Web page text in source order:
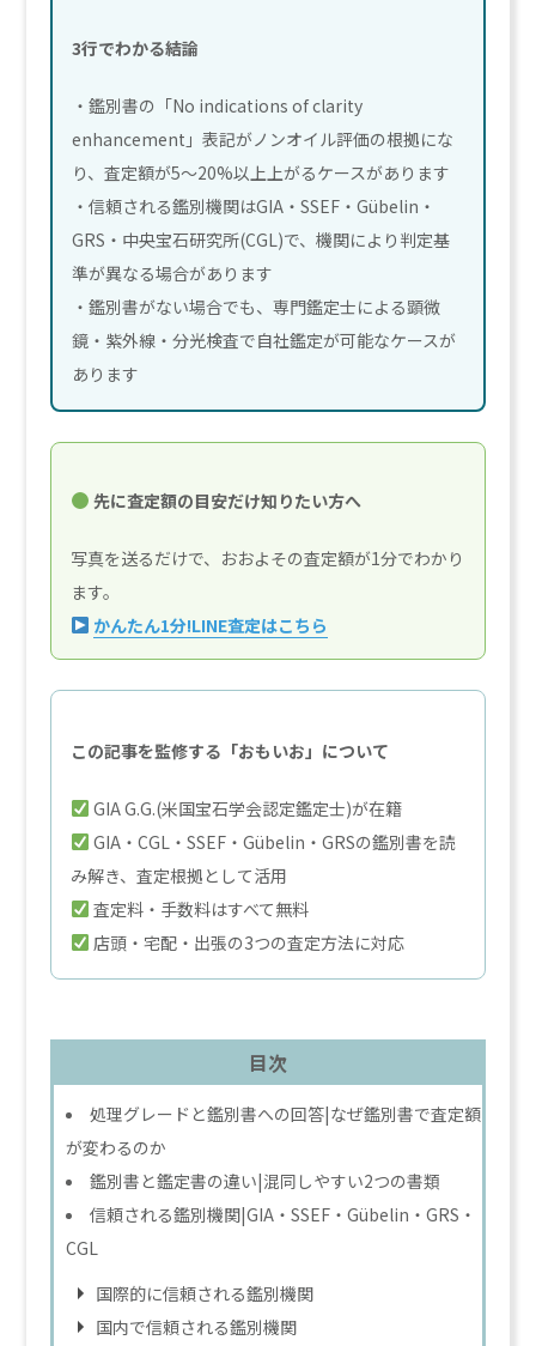
3行でわかる結論
・鑑別書の「No indications of clarity
enhancement」表記がノンオイル評価の根拠にな
り、査定額が5〜20%以上上がるケースがあります
・信頼される鑑別機関はGIA・SSEF・Gübelin・
GRS・中央宝石研究所(CGL)で、機関により判定基
準が異なる場合があります
・鑑別書がない場合でも、専門鑑定士による顕微
鏡・紫外線・分光検査で自社鑑定が可能なケースが
あります
先に査定額の目安だけ知りたい方へ
写真を送るだけで、おおよその査定額が1分でわかり
ます。
かんたん1分!LINE査定はこちら
この記事を監修する「おもいお」について
GIA G.G.(米国宝石学会認定鑑定士)が在籍
GIA・CGL・SSEF・Gübelin・GRSの鑑別書を読
み解き、査定根拠として活用
査定料・手数料はすべて無料
店頭・宅配・出張の3つの査定方法に対応
目次
処理グレードと鑑別書への回答|なぜ鑑別書で査定額
が変わるのか
鑑別書と鑑定書の違い|混同しやすい2つの書類
信頼される鑑別機関|GIA・SSEF・Gübelin・GRS・
CGL
国際的に信頼される鑑別機関
国内で信頼される鑑別機関